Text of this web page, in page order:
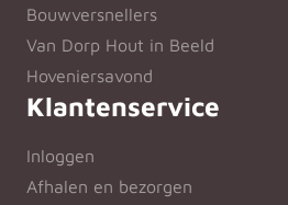
Bouwversnellers
Van Dorp Hout in Beeld
Hoveniersavond
Klantenservice
Inloggen
Afhalen en bezorgen